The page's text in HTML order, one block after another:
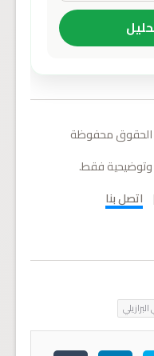
وتوضيحية فقط.
اتصل بنا